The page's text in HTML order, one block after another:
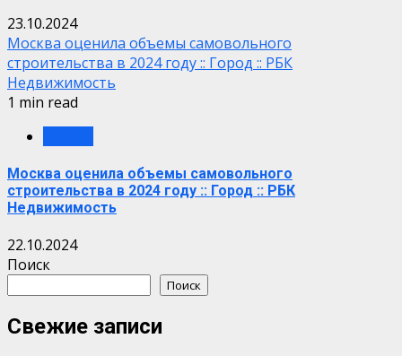
23.10.2024
Москва оценила объемы самовольного
строительства в 2024 году :: Город :: РБК
Недвижимость
1 min read
Москва оценила объемы самовольного
строительства в 2024 году :: Город :: РБК
Недвижимость
22.10.2024
Поиск
Поиск
Свежие записи